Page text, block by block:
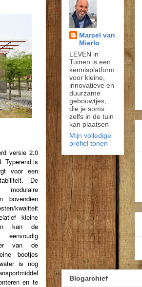
versie 2.0
Typerend is
voor een
De
bovendien
kwaliteit
kleine
kan de
eenvoudig
van de
bootjes
is nog
en te
Marcel van
Mierlo
LEVEN in
Tuinen is een
kennisplatform
voor kleine,
innovatieve en
duurzame
gebouwtjes,
die je soms
zelfs in de tuin
kan plaatsen
Mijn volledige
profiel tonen
Blogarchief